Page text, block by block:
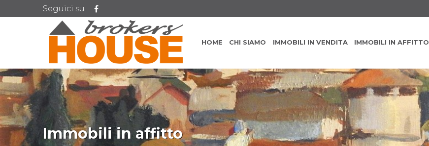
Seguici su
HOME CHI SIAMO IMMOBILI IN VENDITA IMMOBILI IN AFFITTO
Immobili in affitto